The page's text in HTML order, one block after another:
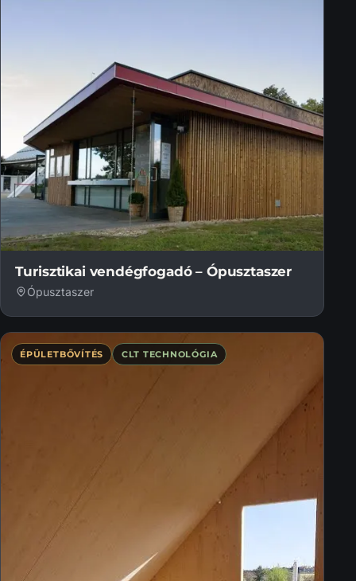
Turisztikai vendégfogadó – Ópusztaszer
Ópusztaszer
ÉPÜLETBŐVÍTÉS CLT TECHNOLÓGIA